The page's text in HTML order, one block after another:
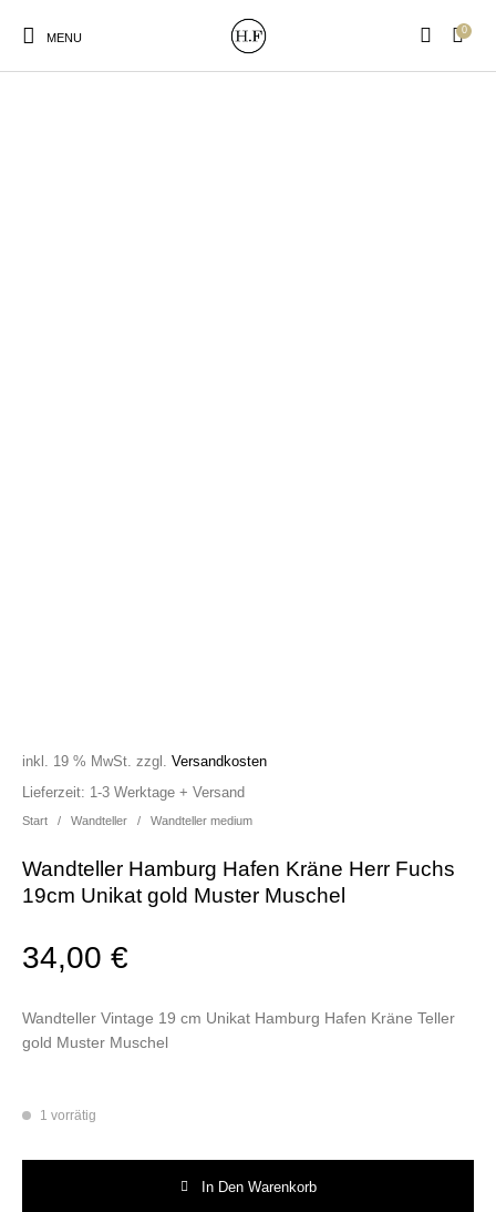
MENU
0
Start / Wandteller / Wandteller medium
Wandteller Hamburg Hafen Kräne Herr Fuchs
19cm Unikat gold Muster Muschel
34,00€
inkl. 19 % MwSt. zzgl.Versandkosten
Wandteller Vintage 19 cm Unikat Hamburg Hafen Kräne Teller
gold Muster Muschel
Lieferzeit: 1-3 Werktage + Versand
1 vorrätig
In Den Warenkorb